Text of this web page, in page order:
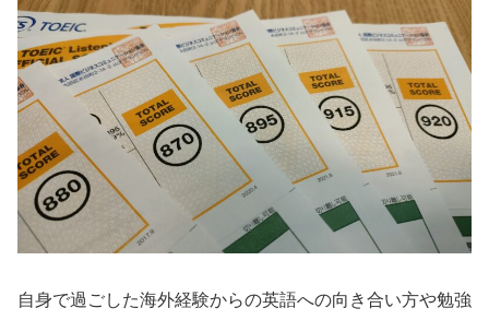
自身で過ごした海外経験からの英語への向き合い方や勉強